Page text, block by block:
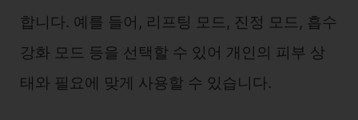
합니다. 예를 들어, 리프팅 모드, 진정 모드, 흡수
강화 모드 등을 선택할 수 있어 개인의 피부 상
태와 필요에 맞게 사용할 수 있습니다.